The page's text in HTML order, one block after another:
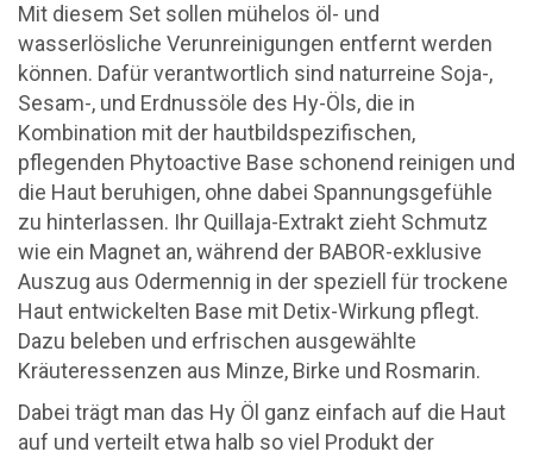
Mit diesem Set sollen mühelos öl- und
wasserlösliche Verunreinigungen entfernt werden
können. Dafür verantwortlich sind naturreine Soja-,
Sesam-, und Erdnussöle des Hy-Öls, die in
Kombination mit der hautbildspezifischen,
pflegenden Phytoactive Base schonend reinigen und
die Haut beruhigen, ohne dabei Spannungsgefühle
zu hinterlassen. Ihr Quillaja-Extrakt zieht Schmutz
wie ein Magnet an, während der BABOR-exklusive
Auszug aus Odermennig in der speziell für trockene
Haut entwickelten Base mit Detix-Wirkung pflegt.
Dazu beleben und erfrischen ausgewählte
Kräuteressenzen aus Minze, Birke und Rosmarin.
Dabei trägt man das Hy Öl ganz einfach auf die Haut
auf und verteilt etwa halb so viel Produkt der